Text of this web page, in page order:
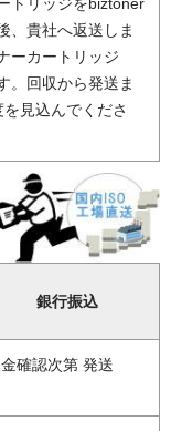
、貴社へ返送しま
ーカートリッジ
。回収から発送ま
見込んでくださ
銀行振込
金確認次第 発送